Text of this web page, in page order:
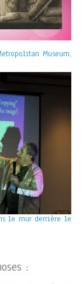
Museum,
le mur derrière le
: